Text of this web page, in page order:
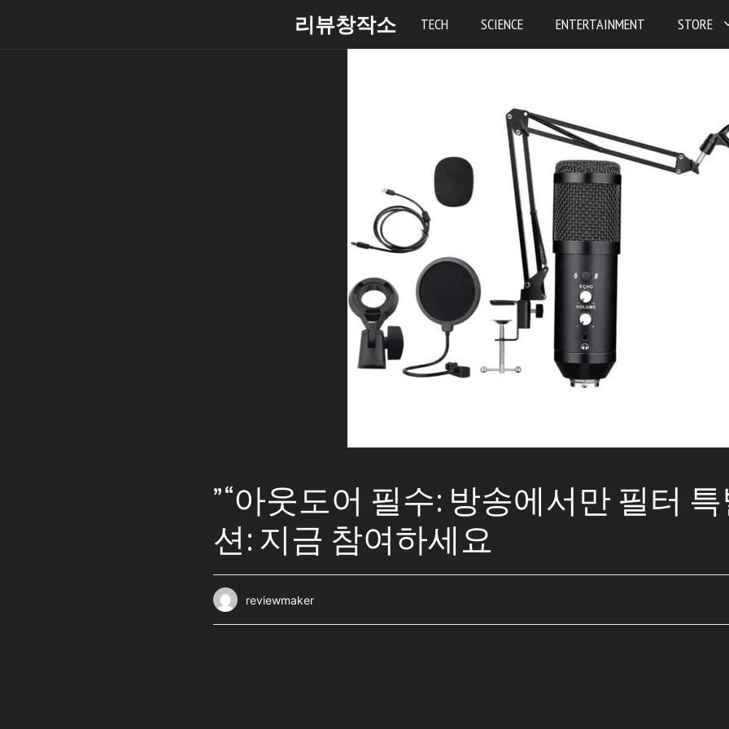
리뷰창작소 TECH SCIENCE ENTERTAINMENT STORE
” “아웃도어 필수: 방송에서만 필터
션: 지금 참여하세요
reviewmaker